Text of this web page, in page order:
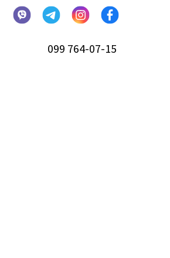
099 764-07-15